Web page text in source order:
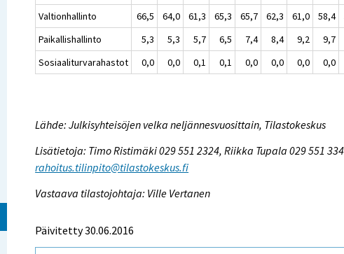
Valtionhallinto
66,5 64,0 61,3 65,3 65,7 62,3 61,0 58,4
Paikallishallinto
5,3 5,3 5,7 6,5 7,4 8,4 9,2 9,7
Sosiaaliturvarahastot
0,0 0,0 0,1 0,1 0,0 0,0 0,0 0,0
Lähde: Julkisyhteisöjen velka neljännesvuosittain, Tilastokeskus
Lisätietoja: Timo Ristimäki 029 551 2324, Riikka Tupala 029 551
rahoitus.tilinpito@tilastokeskus.fi
Vastaava tilastojohtaja: Ville Vertanen
Päivitetty 30.06.2016